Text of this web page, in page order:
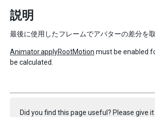
説明
最後に使用したフレームでアバターの差分を
Animator.applyRootMotion must be enabled
be calculated.
Did you find this page useful? Please give